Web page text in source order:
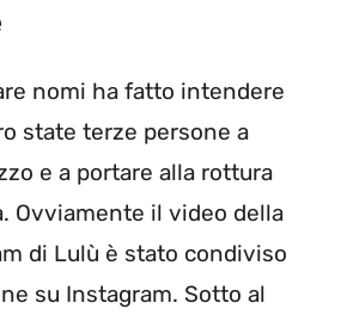
nomi ha fatto intendere
state terze persone a
e a portare alla rottura
Ovviamente il video della
di Lulù è stato condiviso
su Instagram. Sotto al